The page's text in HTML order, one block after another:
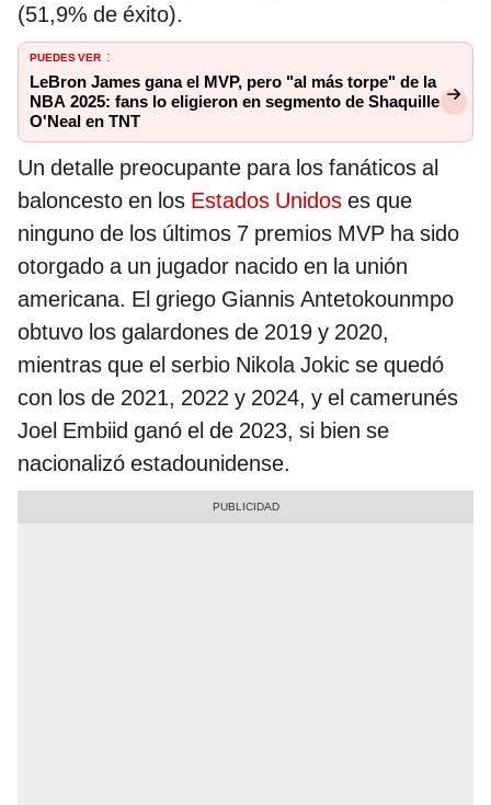
(51,9% de éxito).
PUEDES VER :
LeBron James gana el MVP, pero "al más torpe" de la
NBA 2025: fans lo eligieron en segmento de Shaquille
O'Neal en TNT
Un detalle preocupante para los fanáticos al
baloncesto en los Estados Unidos es que
ninguno de los últimos 7 premios MVP ha sido
otorgado a un jugador nacido en la unión
americana. El griego Giannis Antetokounmpo
obtuvo los galardones de 2019 y 2020,
mientras que el serbio Nikola Jokic se quedó
con los de 2021, 2022 y 2024, y el camerunés
Joel Embiid ganó el de 2023, si bien se
nacionalizó estadounidense.